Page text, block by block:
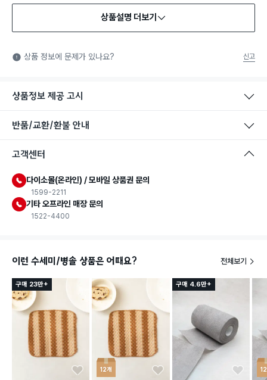
상품설명 더보기
상품 정보에 문제가 있나요? 신고
상품정보 제공 고시
반품/교환/환불 안내
고객센터
다이소몰(온라인) / 모바일 상품권 문의
1599-2211
기타 오프라인 매장 문의
1522-4400
이런 수세미/병솔 상품은 어때요? 전체보기
구매 23만+
12개
구매 4.6만+